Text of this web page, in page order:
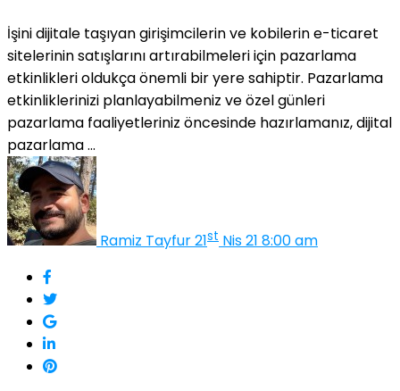
İşini dijitale taşıyan girişimcilerin ve kobilerin e-ticaret
sitelerinin satışlarını artırabilmeleri için pazarlama
etkinlikleri oldukça önemli bir yere sahiptir. Pazarlama
etkinliklerinizi planlayabilmeniz ve özel günleri
pazarlama faaliyetleriniz öncesinde hazırlamanız, dijital
pazarlama ...
Ramiz Tayfur21st Nis 21 8:00 am